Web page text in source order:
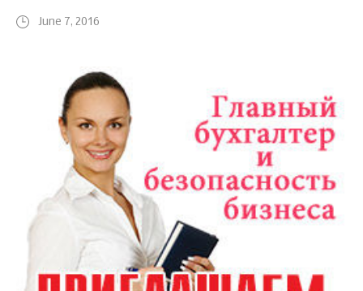
June 7, 2016